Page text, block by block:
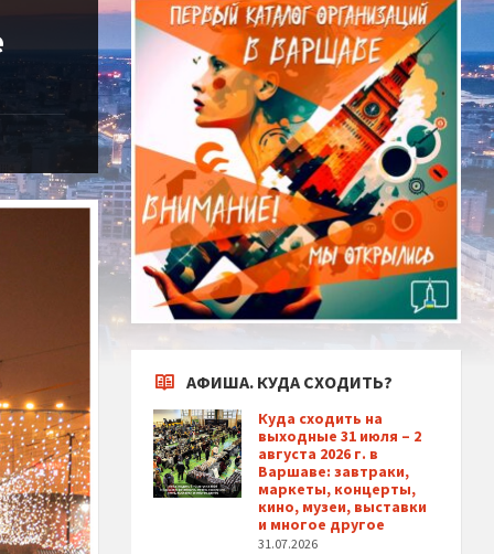
АФИША. КУДА СХОДИТЬ?
Куда сходить на
выходные 31 июля – 2
августа 2026 г. в
Варшаве: завтраки,
маркеты, концерты,
кино, музеи, выставки
и многое другое
31.07.2026